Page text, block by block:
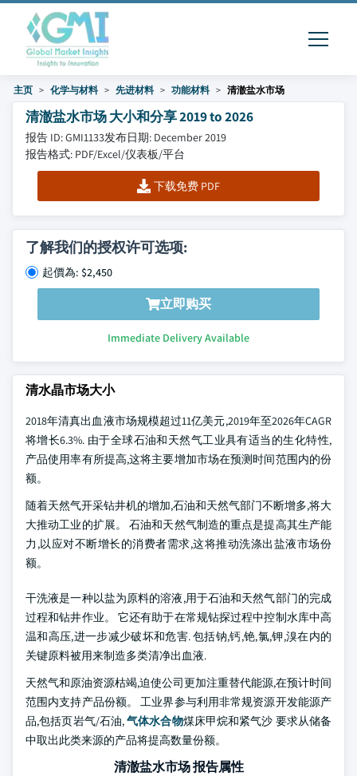
主页 化学与材料 先进材料 功能材料 清澈盐水市场
清澈盐水市场 大小和分享 2019 to 2026
报告 ID: GMI1133发布日期: December 2019
报告格式: PDF/Excel/仪表板/平台
下载免费 PDF
了解我们的授权许可选项:
起價為: $2,450
立即购买
Immediate Delivery Available
清水晶市场大小
2018年清真出血液市场规模超过11亿美元,2019年至2026年CAGR
将增长6.3%. 由于全球石油和天然气工业具有适当的生化特性,
产品使用率有所提高,这将主要增加市场在预测时间范围内的份
额。
随着天然气开采钻井机的增加,石油和天然气部门不断增多,将大
大推动工业的扩展。 石油和天然气制造的重点是提高其生产能
力,以应对不断增长的消费者需求,这将推动洗涤出盐液市场份
额。
干洗液是一种以盐为原料的溶液,用于石油和天然气部门的完成
过程和钻井作业。 它还有助于在常规钻探过程中控制水库中高
温和高压,进一步减少破坏和危害. 包括钠,钙,铯,氯,钾,溴在内的
关键原料被用来制造多类清净出血液.
天然气和原油资源枯竭,迫使公司更加注重替代能源,在预计时间
范围内支持产品份额。 工业界参与利用非常规资源开发能源产
品,包括页岩气/石油,气体水合物煤床甲烷和紧气沙 要求从储备
中取出此类来源的产品将提高数量份额。
清澈盐水市场 报告属性